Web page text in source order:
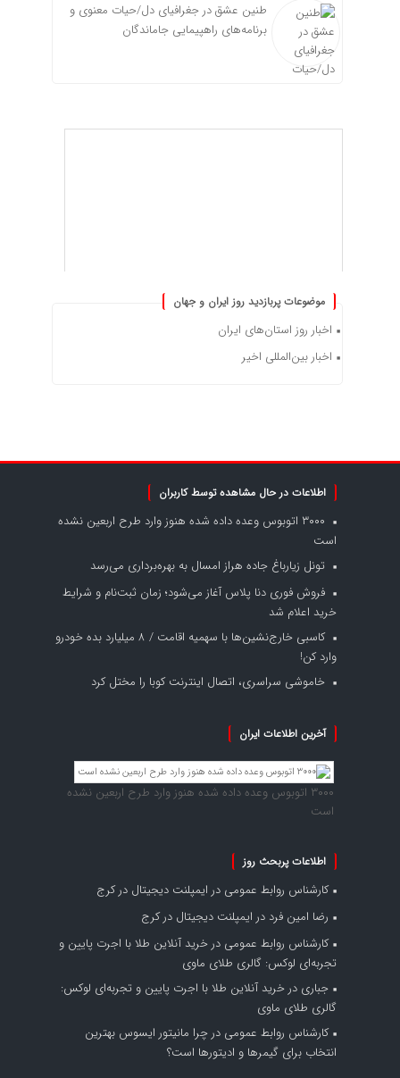
طنین عشق در جغرافیای دل/حیات معنوی و
برنامه‌های راهپیمایی جاماندگان
موضوعات پربازدید روز ایران و جهان
اخبار روز استان‌های ایران
اخبار بین‌المللی اخیر
اطلاعات در حال مشاهده توسط کاربران
۳۰۰۰ اتوبوس وعده داده شده هنوز وارد طرح اربعین نشده
است
تونل زیارباغ جاده هراز امسال به بهره‌برداری می‌رسد
فروش فوری دنا پلاس آغاز می‌شود؛ زمان ثبت‌نام و شرایط
خرید اعلام شد
کاسبی خارج‌نشین‌ها با سهمیه اقامت / ۸ میلیارد بده خودرو
وارد کن!
خاموشی سراسری، اتصال اینترنت کوبا را مختل کرد
آخرین اطلاعات ایران
۳۰۰۰ اتوبوس وعده داده شده هنوز وارد طرح اربعین نشده
است
اطلاعات پربحث روز
کارشناس روابط عمومی در ایمپلنت دیجیتال در کرج
رضا امین فرد در ایمپلنت دیجیتال در کرج
کارشناس روابط عمومی در خرید آنلاین طلا با اجرت پایین و
تجربه‌ای لوکس: گالری طلای ماوی
جباری در خرید آنلاین طلا با اجرت پایین و تجربه‌ای لوکس:
گالری طلای ماوی
کارشناس روابط عمومی در چرا مانیتور ایسوس بهترین
انتخاب برای گیمرها و ادیتورها است؟